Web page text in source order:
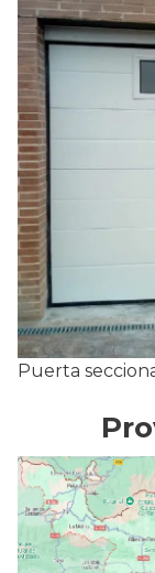
Puerta